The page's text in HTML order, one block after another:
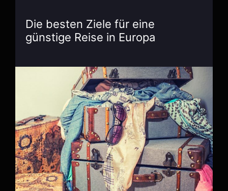
Die besten Ziele für eine
günstige Reise in Europa